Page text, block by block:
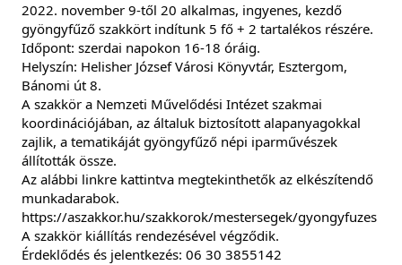
2022. november 9-től 20 alkalmas, ingyenes, kezdő
gyöngyfűző szakkört indítunk 5 fő + 2 tartalékos részére.
Időpont: szerdai napokon 16-18 óráig.
Helyszín: Helisher József Városi Könyvtár, Esztergom,
Bánomi út 8.
A szakkör a Nemzeti Művelődési Intézet szakmai
koordinációjában, az általuk biztosított alapanyagokkal
zajlik, a tematikáját gyöngyfűző népi iparművészek
állították össze.
Az alábbi linkre kattintva megtekinthetők az elkészítendő
munkadarabok.
https://aszakkor.hu/szakkorok/mestersegek/gyongyfuzes
A szakkör kiállítás rendezésével végződik.
Érdeklődés és jelentkezés: 06 30 3855142